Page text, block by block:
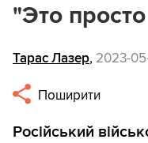
"Это
Тарас Лазер, 2023-
Поширити
Російський